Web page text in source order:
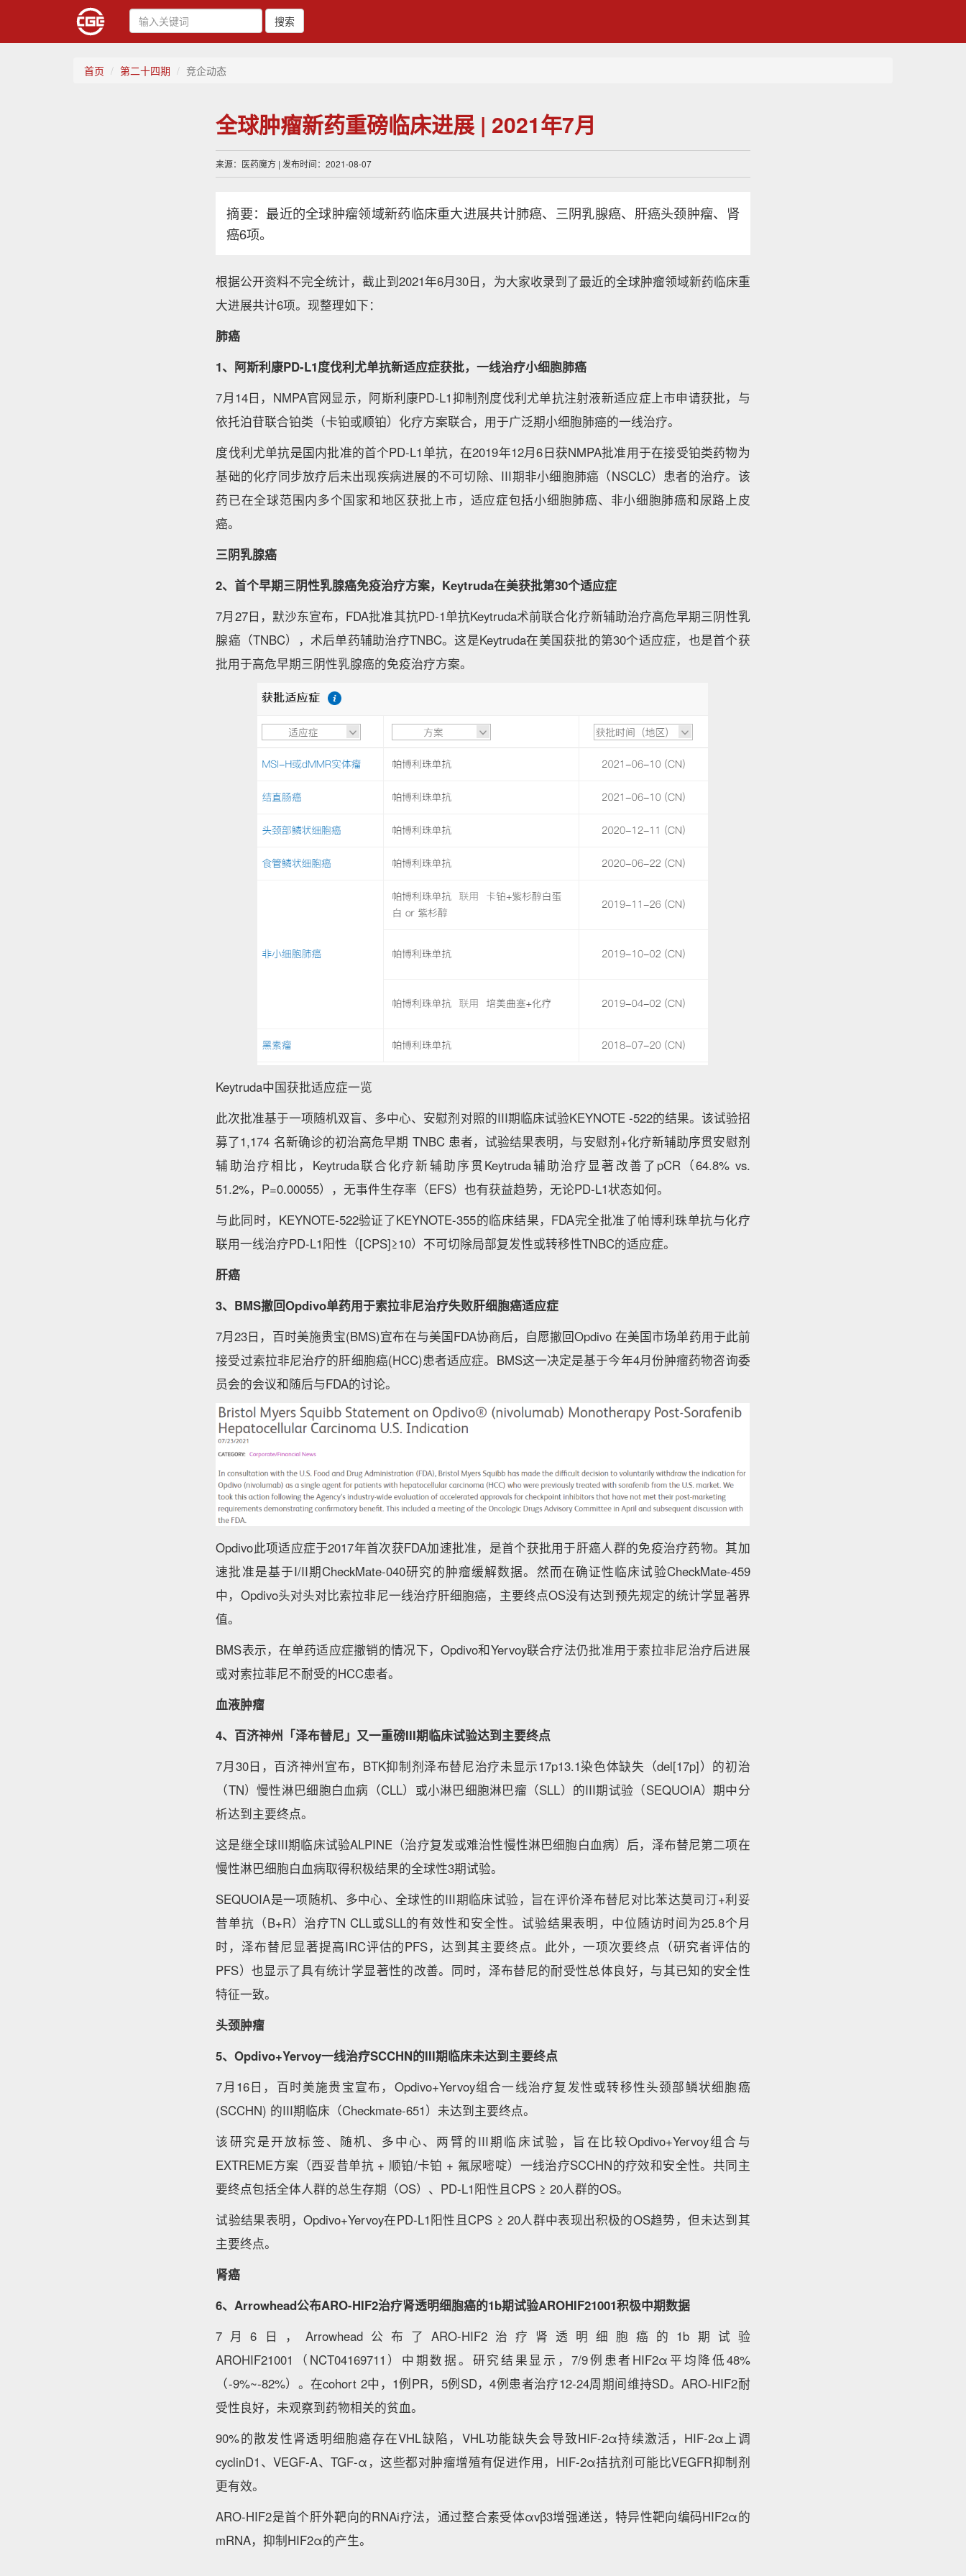
搜索
首页 第二十四期 竞企动态
全球肿瘤新药重磅临床进展 | 2021年7月
来源：医药魔方 | 发布时间：2021-08-07
摘要：最近的全球肿瘤领域新药临床重大进展共计肺癌、三阴乳腺癌、肝癌头颈肿瘤、肾
癌6项。
根据公开资料不完全统计，截止到2021年6月30日，为大家收录到了最近的全球肿瘤领域新药临床重
大进展共计6项。现整理如下：
肺癌
1、阿斯利康PD-L1度伐利尤单抗新适应症获批，一线治疗小细胞肺癌
7月14日，NMPA官网显示，阿斯利康PD-L1抑制剂度伐利尤单抗注射液新适应症上市申请获批，与
依托泊苷联合铂类（卡铂或顺铂）化疗方案联合，用于广泛期小细胞肺癌的一线治疗。
度伐利尤单抗是国内批准的首个PD-L1单抗，在2019年12月6日获NMPA批准用于在接受铂类药物为
基础的化疗同步放疗后未出现疾病进展的不可切除、III期非小细胞肺癌（NSCLC）患者的治疗。该
药已在全球范围内多个国家和地区获批上市，适应症包括小细胞肺癌、非小细胞肺癌和尿路上皮
癌。
三阴乳腺癌
2、首个早期三阴性乳腺癌免疫治疗方案，Keytruda在美获批第30个适应症
7月27日，默沙东宣布，FDA批准其抗PD-1单抗Keytruda术前联合化疗新辅助治疗高危早期三阴性乳
腺癌（TNBC），术后单药辅助治疗TNBC。这是Keytruda在美国获批的第30个适应症，也是首个获
批用于高危早期三阴性乳腺癌的免疫治疗方案。
Keytruda中国获批适应症一览
此次批准基于一项随机双盲、多中心、安慰剂对照的III期临床试验KEYNOTE -522的结果。该试验招
募了1,174 名新确诊的初治高危早期 TNBC 患者，试验结果表明，与安慰剂+化疗新辅助序贯安慰剂
辅助治疗相比，Keytruda联合化疗新辅助序贯Keytruda辅助治疗显著改善了pCR（64.8% vs.
51.2%，P=0.00055），无事件生存率（EFS）也有获益趋势，无论PD-L1状态如何。
与此同时，KEYNOTE-522验证了KEYNOTE-355的临床结果，FDA完全批准了帕博利珠单抗与化疗
联用一线治疗PD-L1阳性（[CPS]≥10）不可切除局部复发性或转移性TNBC的适应症。
肝癌
3、BMS撤回Opdivo单药用于索拉非尼治疗失败肝细胞癌适应症
7月23日，百时美施贵宝(BMS)宣布在与美国FDA协商后，自愿撤回Opdivo 在美国市场单药用于此前
接受过索拉非尼治疗的肝细胞癌(HCC)患者适应症。BMS这一决定是基于今年4月份肿瘤药物咨询委
员会的会议和随后与FDA的讨论。
Opdivo此项适应症于2017年首次获FDA加速批准，是首个获批用于肝癌人群的免疫治疗药物。其加
速批准是基于I/II期CheckMate-040研究的肿瘤缓解数据。然而在确证性临床试验CheckMate-459
中，Opdivo头对头对比索拉非尼一线治疗肝细胞癌，主要终点OS没有达到预先规定的统计学显著界
值。
BMS表示，在单药适应症撤销的情况下，Opdivo和Yervoy联合疗法仍批准用于索拉非尼治疗后进展
或对索拉菲尼不耐受的HCC患者。
血液肿瘤
4、百济神州「泽布替尼」又一重磅III期临床试验达到主要终点
7月30日，百济神州宣布，BTK抑制剂泽布替尼治疗未显示17p13.1染色体缺失（del[17p]）的初治
（TN）慢性淋巴细胞白血病（CLL）或小淋巴细胞淋巴瘤（SLL）的III期试验（SEQUOIA）期中分
析达到主要终点。
这是继全球III期临床试验ALPINE（治疗复发或难治性慢性淋巴细胞白血病）后，泽布替尼第二项在
慢性淋巴细胞白血病取得积极结果的全球性3期试验。
SEQUOIA是一项随机、多中心、全球性的III期临床试验，旨在评价泽布替尼对比苯达莫司汀+利妥
昔单抗（B+R）治疗TN CLL或SLL的有效性和安全性。试验结果表明，中位随访时间为25.8个月
时，泽布替尼显著提高IRC评估的PFS，达到其主要终点。此外，一项次要终点（研究者评估的
PFS）也显示了具有统计学显著性的改善。同时，泽布替尼的耐受性总体良好，与其已知的安全性
特征一致。
头颈肿瘤
5、Opdivo+Yervoy一线治疗SCCHN的III期临床未达到主要终点
7月16日，百时美施贵宝宣布，Opdivo+Yervoy组合一线治疗复发性或转移性头颈部鳞状细胞癌
(SCCHN) 的III期临床（Checkmate-651）未达到主要终点。
该研究是开放标签、随机、多中心、两臂的III期临床试验，旨在比较Opdivo+Yervoy组合与
EXTREME方案（西妥昔单抗 + 顺铂/卡铂 + 氟尿嘧啶）一线治疗SCCHN的疗效和安全性。共同主
要终点包括全体人群的总生存期（OS）、PD-L1阳性且CPS ≥ 20人群的OS。
试验结果表明，Opdivo+Yervoy在PD-L1阳性且CPS ≥ 20人群中表现出积极的OS趋势，但未达到其
主要终点。
肾癌
6、Arrowhead公布ARO-HIF2治疗肾透明细胞癌的1b期试验AROHIF21001积极中期数据
7月6日，Arrowhead公布了ARO-HIF2治疗肾透明细胞癌的1b期试验
AROHIF21001（NCT04169711）中期数据。研究结果显示，7/9例患者HIF2α平均降低48%
（-9%~-82%）。在cohort 2中，1例PR，5例SD，4例患者治疗12-24周期间维持SD。ARO-HIF2耐
受性良好，未观察到药物相关的贫血。
90%的散发性肾透明细胞癌存在VHL缺陷，VHL功能缺失会导致HIF-2α持续激活，HIF-2α上调
cyclinD1、VEGF-A、TGF-α，这些都对肿瘤增殖有促进作用，HIF-2α拮抗剂可能比VEGFR抑制剂
更有效。
ARO-HIF2是首个肝外靶向的RNAi疗法，通过整合素受体αvβ3增强递送，特异性靶向编码HIF2α的
mRNA，抑制HIF2α的产生。